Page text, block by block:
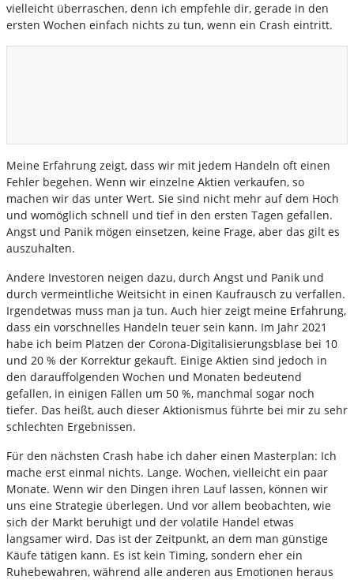
vielleicht überraschen, denn ich empfehle dir, gerade in den
ersten Wochen einfach nichts zu tun, wenn ein Crash eintritt.
Meine Erfahrung zeigt, dass wir mit jedem Handeln oft einen
Fehler begehen. Wenn wir einzelne Aktien verkaufen, so
machen wir das unter Wert. Sie sind nicht mehr auf dem Hoch
und womöglich schnell und tief in den ersten Tagen gefallen.
Angst und Panik mögen einsetzen, keine Frage, aber das gilt es
auszuhalten.
Andere Investoren neigen dazu, durch Angst und Panik und
durch vermeintliche Weitsicht in einen Kaufrausch zu verfallen.
Irgendetwas muss man ja tun. Auch hier zeigt meine Erfahrung,
dass ein vorschnelles Handeln teuer sein kann. Im Jahr 2021
habe ich beim Platzen der Corona-Digitalisierungsblase bei 10
und 20 % der Korrektur gekauft. Einige Aktien sind jedoch in
den darauffolgenden Wochen und Monaten bedeutend
gefallen, in einigen Fällen um 50 %, manchmal sogar noch
tiefer. Das heißt, auch dieser Aktionismus führte bei mir zu sehr
schlechten Ergebnissen.
Für den nächsten Crash habe ich daher einen Masterplan: Ich
mache erst einmal nichts. Lange. Wochen, vielleicht ein paar
Monate. Wenn wir den Dingen ihren Lauf lassen, können wir
uns eine Strategie überlegen. Und vor allem beobachten, wie
sich der Markt beruhigt und der volatile Handel etwas
langsamer wird. Das ist der Zeitpunkt, an dem man günstige
Käufe tätigen kann. Es ist kein Timing, sondern eher ein
Ruhebewahren, während alle anderen aus Emotionen heraus